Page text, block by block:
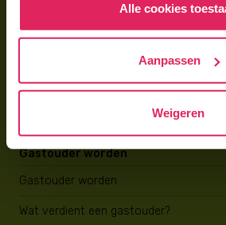
Alle cookies
Aanpassen
Weigeren
Gastouder worden
Gastouder worden
Wat verdient een gastouder?